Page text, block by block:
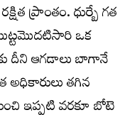
ప్రాంతం. ధుర్బే గత
ఒక
దీని ఆగడాలు బాగానే
తగిన
ఇప్పటి వరకూ బోటె